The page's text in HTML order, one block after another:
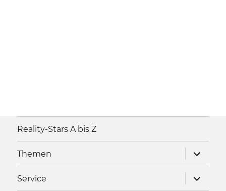
Reality-Stars A bis Z
Themen
anzeigen
Service
anzeigen